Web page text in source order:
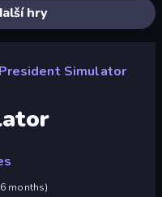
hry
President Simulator
months)